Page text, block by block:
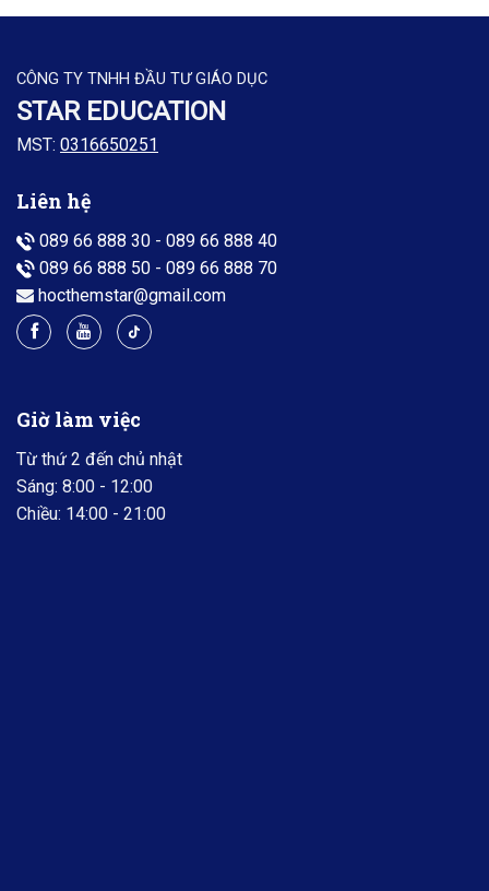
CÔNG TY TNHH ĐẦU TƯ GIÁO DỤC
STAR EDUCATION
MST: 0316650251
Liên hệ
089 66 888 30 - 089 66 888 40
089 66 888 50 - 089 66 888 70
hocthemstar@gmail.com
Giờ làm việc
Từ thứ 2 đến chủ nhật
Sáng: 8:00 - 12:00
Chiều: 14:00 - 21:00